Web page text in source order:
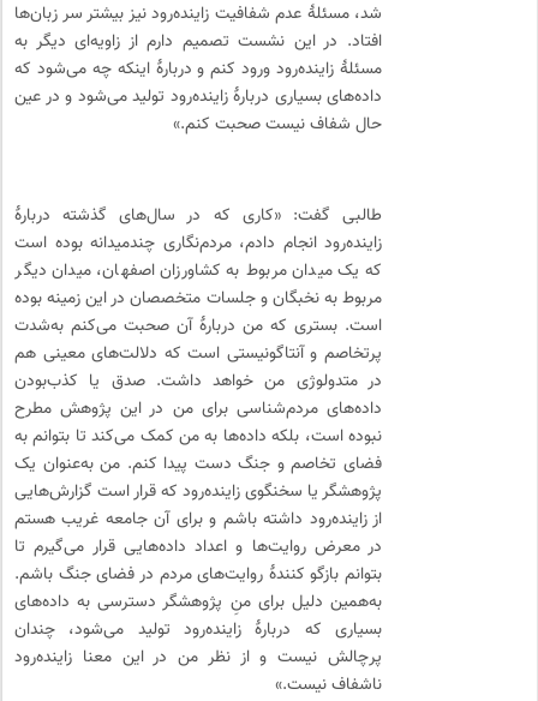
شد، مسئلهٔ عدم شفافیت زاینده‌رود نیز بیشتر سر زبان‌ها
افتاد. در این نشست تصمیم دارم از زاویه‌ای دیگر به
مسئلهٔ زاینده‌رود ورود کنم و دربارهٔ اینکه چه می‌شود که
داده‌های بسیاری دربارهٔ زاینده‌رود تولید می‌شود و در عین
حال شفاف نیست صحبت کنم.»
طالبی گفت: «کاری که در سال‌های گذشته دربارهٔ
زاینده‌رود انجام دادم، مردم‌نگاری چندمیدانه بوده است
که یک میدان مربوط به کشاورزان اصفهان، میدان دیگر
مربوط به نخبگان و جلسات متخصصان در این زمینه بوده
است. بستری که من دربارهٔ آن صحبت می‌کنم به‌شدت
پرتخاصم و آنتاگونیستی است که دلالت‌های معینی هم
در متدولوژی من خواهد داشت. صدق یا کذب‌بودن
داده‌های مردم‌شناسی برای من در این پژوهش مطرح
نبوده است، بلکه داده‌ها به من کمک می‌کند تا بتوانم به
فضای تخاصم و جنگ دست پیدا کنم. من به‌عنوان یک
پژوهشگر یا سخنگوی زاینده‌رود که قرار است گزارش‌هایی
از زاینده‌رود داشته باشم و برای آن جامعه غریب هستم
در معرض روایت‌ها و اعداد داده‌هایی قرار می‌گیرم تا
بتوانم بازگو کنندهٔ روایت‌های مردم در فضای جنگ باشم.
به‌همین دلیل برای منِ پژوهشگر دسترسی به داده‌های
بسیاری که دربارهٔ زاینده‌رود تولید می‌شود، چندان
پرچالش نیست و از نظر من در این معنا زاینده‌رود
ناشفاف نیست.»